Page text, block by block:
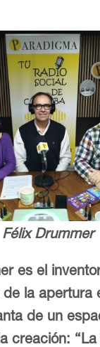
Félix Drummer
es el
la apertura
de un
creación: “La